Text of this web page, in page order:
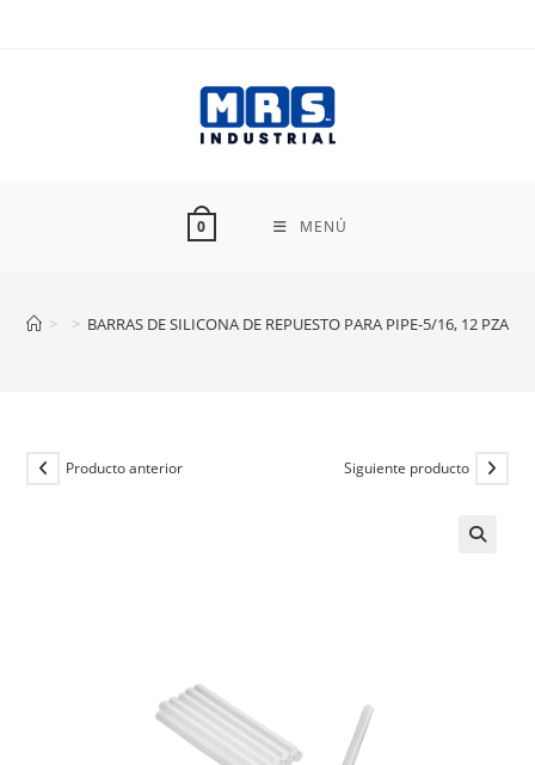
0 MENÚ
> > BARRAS DE SILICONA DE REPUESTO PARA PIPE-5/16, 12 PZAS
Producto anterior Siguiente producto